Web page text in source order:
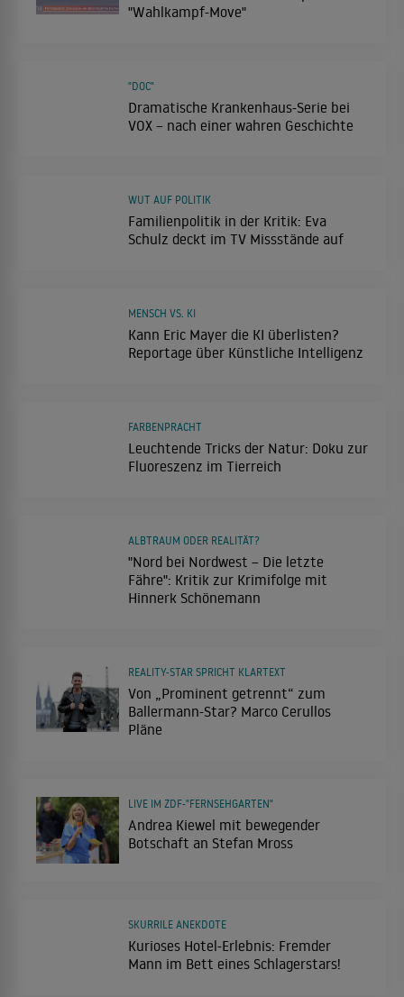
"Wahlkampf-Move"
Dramatische Krankenhaus-Serie bei
VOX – nach einer wahren Geschichte
"DOC"
Familienpolitik in der Kritik: Eva
Schulz deckt im TV Missstände auf
WUT AUF POLITIK
Kann Eric Mayer die KI überlisten?
Reportage über Künstliche Intelligenz
MENSCH VS. KI
Leuchtende Tricks der Natur: Doku zur
Fluoreszenz im Tierreich
FARBENPRACHT
"Nord bei Nordwest – Die letzte
Fähre": Kritik zur Krimifolge mit
Hinnerk Schönemann
ALBTRAUM ODER REALITÄT?
Von „Prominent getrennt“ zum
Ballermann-Star? Marco Cerullos
Pläne
REALITY-STAR SPRICHT KLARTEXT
Andrea Kiewel mit bewegender
Botschaft an Stefan Mross
LIVE IM ZDF-"FERNSEHGARTEN"
Kurioses Hotel-Erlebnis: Fremder
Mann im Bett eines Schlagerstars!
SKURRILE ANEKDOTE